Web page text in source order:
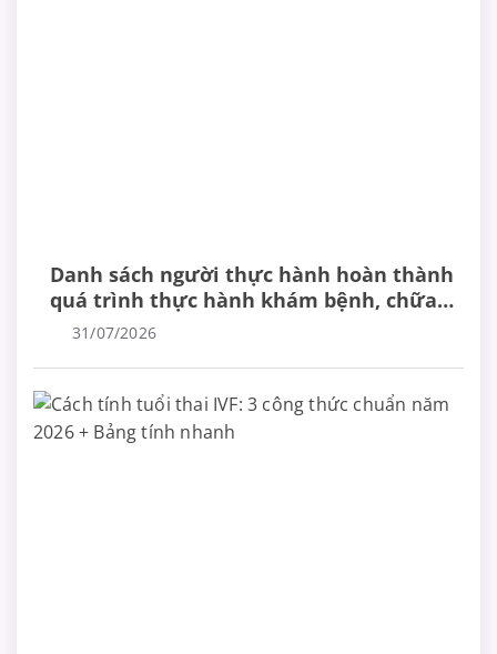
Danh sách người thực hành hoàn thành
quá trình thực hành khám bệnh, chữa
bệnh
31/07/2026